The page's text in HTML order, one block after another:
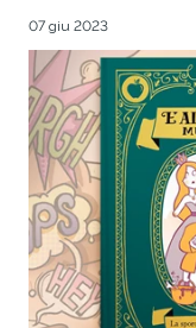
07 giu 2023